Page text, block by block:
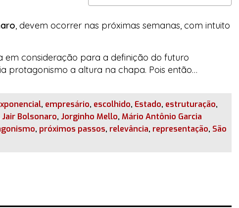
, devem ocorrer nas próximas semanas, com intuito
em consideração para a definição do futuro
protagonismo a altura na chapa. Pois então…
, empresário, escolhido, Estado, estruturação,
Jair Bolsonaro, Jorginho Mello, Mário Antônio Garcia
, próximos passos, relevância, representação, São